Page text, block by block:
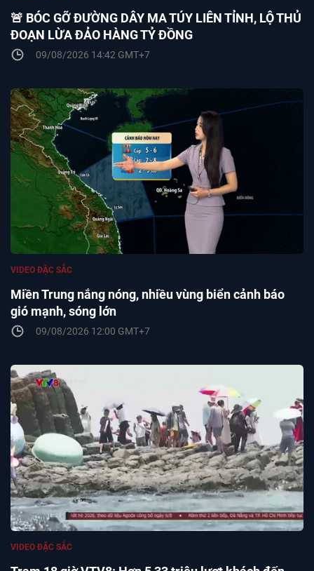
🚨 BÓC GỠ ĐƯỜNG DÂY MA TÚY LIÊN TỈNH, LỘ THỦ
ĐOẠN LỪA ĐẢO HÀNG TỶ ĐỒNG
09/08/2026 14:42 GMT+7
Miền Trung nắng nóng, nhiều vùng biển cảnh báo
gió mạnh, sóng lớn
VIDEO ĐẶC SẮC
09/08/2026 12:00 GMT+7
VIDEO ĐẶC SẮC